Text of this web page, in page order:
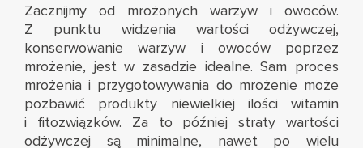
Zacznijmy od mrożonych warzyw i owoców.
Z punktu widzenia wartości odżywczej,
konserwowanie warzyw i owoców poprzez
mrożenie, jest w zasadzie idealne. Sam proces
mrożenia i przygotowywania do mrożenie może
pozbawić produkty niewielkiej ilości witamin
i fitozwiązków. Za to później straty wartości
odżywczej są minimalne, nawet po wielu